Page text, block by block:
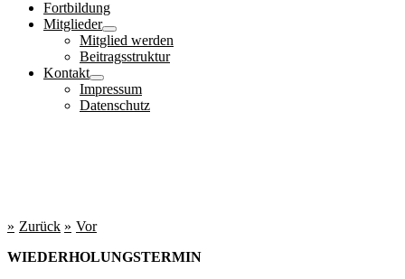
Fortbildung
Mitglieder
Mitglied werden
Beitragsstruktur
Kontakt
Impressum
Datenschutz
Zurück
Vor
WIEDERHOLUNGSTERMIN